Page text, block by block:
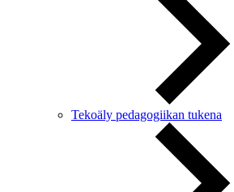
Tekoäly pedagogiikan tukena